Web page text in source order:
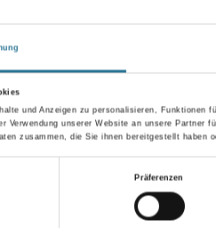
und Anzeigen zu personalisieren, Funktionen
Verwendung unserer Website an unsere Partner
zusammen, die Sie ihnen bereitgestellt haben
Präferenzen